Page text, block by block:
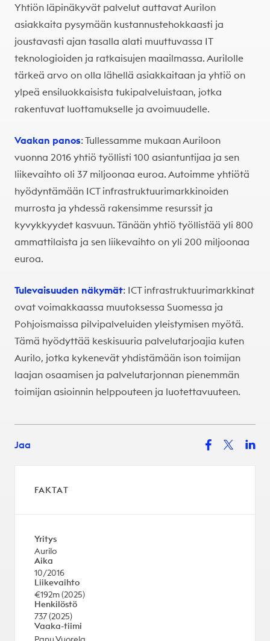
Yhtiön läpinäkyvät palvelut auttavat Aurilon
asiakkaita pysymään kustannustehokkaasti ja
joustavasti ajan tasalla alati muuttuvassa IT
teknologioiden ja ratkaisujen maailmassa. Aurilolle
tärkeä arvo on olla lähellä asiakkaitaan ja yhtiö on
ylpeä ensiluokkaisista tukipalveluistaan, jotka
rakentuvat luottamukselle ja avoimuudelle.
Vaakan panos: Tullessamme mukaan Auriloon
vuonna 2016 yhtiö työllisti 100 asiantuntijaa ja sen
liikevaihto oli 37 miljoonaa euroa. Autoimme yhtiötä
hyödyntämään ICT infrastruktuurimarkkinoiden
murrosta ja yhdessä rakensimme resurssit ja
kyvykkyydet kasvuun. Tänään yhtiö työllistää yli 800
ammattilaista ja sen liikevaihto on yli 200 miljoonaa
euroa.
Tulevaisuuden näkymät: ICT infrastruktuurimarkkinat
ovat voimakkaassa muutoksessa Suomessa ja
Pohjoismaissa pilvipalveluiden yleistymisen myötä.
Tämä hyödyttää keskisuuria palvelutarjoajia kuten
Aurilo, jotka kykenevät yhdistämään ison toimijan
laajan osaamisen ja palvelutarjonnan pienemmän
toimijan asioinnin helppouteen ja luotettavuuteen.
Jaa
FAKTAT
Yritys
Aurilo
Aika
10/2016
Liikevaihto
€192m (2025)
Henkilöstö
737 (2025)
Vaaka-tiimi